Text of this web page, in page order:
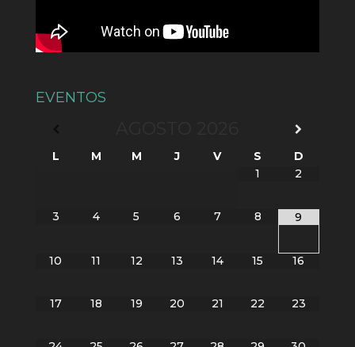
EVENTOS
L M M J V S
D
1
2
3 4 5 6 7 8 9
10 11 12 13 14 15 16
17 18 19 20 21 22 23